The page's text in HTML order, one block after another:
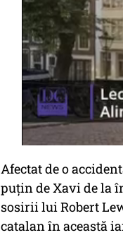
Afectat de o
puţin de Xavi de la
sosirii lui Robert
catalan în această